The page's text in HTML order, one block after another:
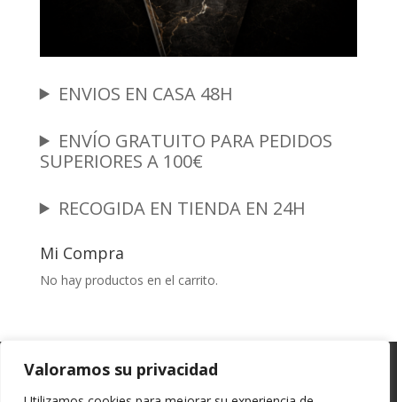
Valoramos su privacidad
ENVIOS EN CASA 48H
ENVÍO GRATUITO PARA PEDIDOS
SUPERIORES A 100€
RECOGIDA EN TIENDA EN 24H
Mi Compra
No hay productos en el carrito.
Garantia y Autenticidad